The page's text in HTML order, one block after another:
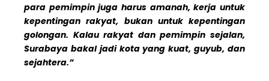
para pemimpin juga harus amanah, kerja untuk
kepentingan rakyat, bukan untuk kepentingan
golongan. Kalau rakyat dan pemimpin sejalan,
Surabaya bakal jadi kota yang kuat, guyub, dan
sejahtera.”